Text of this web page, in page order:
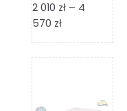
2 010 zł – 4
570 złZakres
od